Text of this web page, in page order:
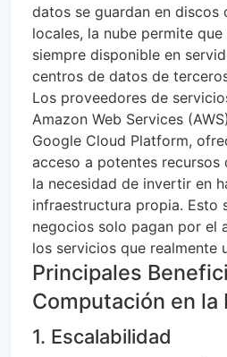
datos se guardan en discos
locales, la nube permite
siempre disponible en
centros de datos de
Los proveedores de
Amazon Web Services
Google Cloud Platform,
acceso a potentes recursos
la necesidad de invertir en
infraestructura propia. Esto
negocios solo pagan por el
los servicios que realmente
Principales
Computación en la
1. Escalabilidad